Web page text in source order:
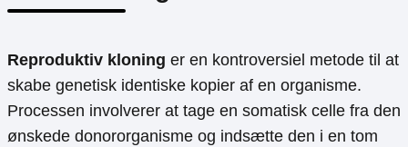
Reproduktiv kloning er en kontroversiel metode til at
skabe genetisk identiske kopier af en organisme.
Processen involverer at tage en somatisk celle fra den
ønskede donororganisme og indsætte den i en tom